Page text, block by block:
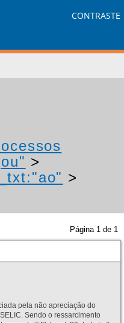
CONTRASTE
>
>
Página 1 de 1
pela não apreciação do
Sendo o ressarcimento